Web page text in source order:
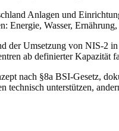
Anlagen und
Energie, Wasser,
Umsetzung von NIS-2
ab definierter Kapazität
nach §8a BSI-Gesetz,
technisch unterstützen,